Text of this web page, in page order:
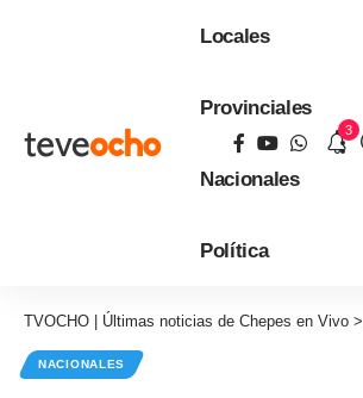
Locales
Provinciales
Nacionales
Política
3
TVOCHO | Últimas noticias de Chepes en Vivo >
NACIONALES